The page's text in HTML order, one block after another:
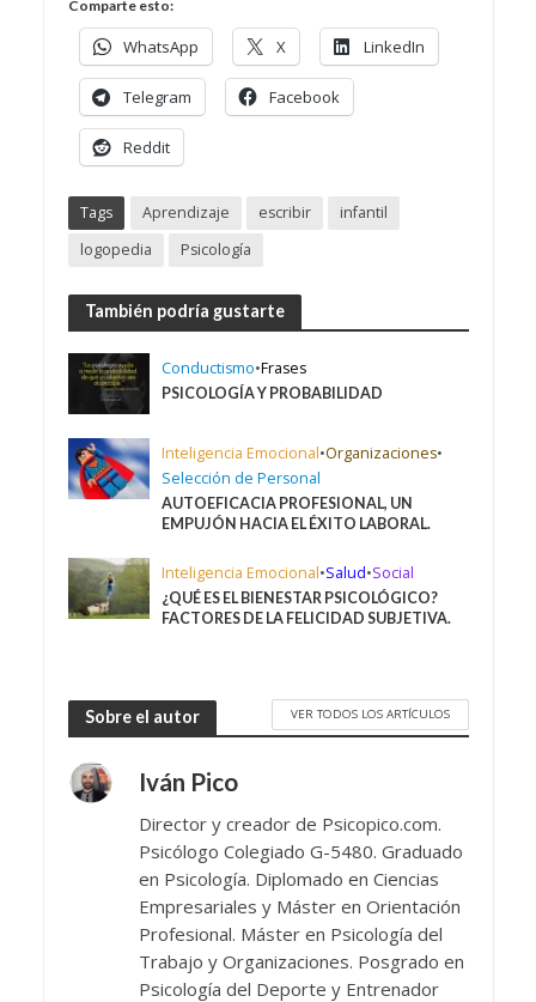
Comparte esto:
WhatsApp X LinkedIn
Telegram Facebook
Reddit
Tags Aprendizaje escribir
infantil
logopedia
Psicología
También podría gustarte
Conductismo•Frases
PSICOLOGÍA Y PROBABILIDAD
Inteligencia Emocional•Organizaciones•
Selección de Personal
AUTOEFICACIA PROFESIONAL, UN
EMPUJÓN HACIA EL ÉXITO LABORAL.
Inteligencia Emocional•Salud•Social
¿QUÉ ES EL BIENESTAR PSICOLÓGICO?
FACTORES DE LA FELICIDAD SUBJETIVA.
Sobre el autor VER TODOS LOS ARTÍCULOS
Iván Pico
Director y creador de Psicopico.com.
Psicólogo Colegiado G-5480. Graduado
en Psicología. Diplomado en Ciencias
Empresariales y Máster en Orientación
Profesional. Máster en Psicología del
Trabajo y Organizaciones. Posgrado en
Psicología del Deporte y Entrenador